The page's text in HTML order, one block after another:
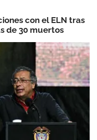
con el ELN tras
de 30 muertos